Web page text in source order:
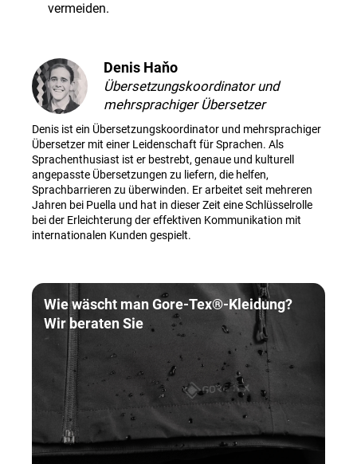
vermeiden.
Denis Haňo
Übersetzungskoordinator und
mehrsprachiger Übersetzer
Denis ist ein Übersetzungskoordinator und mehrsprachiger
Übersetzer mit einer Leidenschaft für Sprachen. Als
Sprachenthusiast ist er bestrebt, genaue und kulturell
angepasste Übersetzungen zu liefern, die helfen,
Sprachbarrieren zu überwinden. Er arbeitet seit mehreren
Jahren bei Puella und hat in dieser Zeit eine Schlüsselrolle
bei der Erleichterung der effektiven Kommunikation mit
internationalen Kunden gespielt.
Wie wäscht man Gore-Tex®-Kleidung?
Wir beraten Sie